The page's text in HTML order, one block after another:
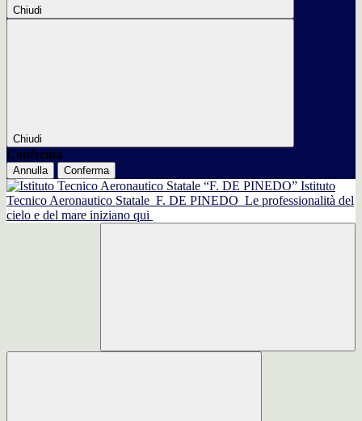
Chiudi
Chiudi
Conferma
Annulla Conferma
Istituto
Tecnico Aeronautico Statale F. DE PINEDO Le professionalità del
cielo e del mare iniziano qui